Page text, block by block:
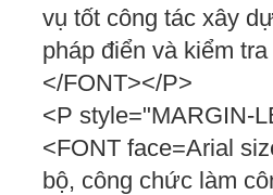
vụ tốt công tác xây
pháp điển và kiểm
</FONT></P>
<P style="MARGIN-
<FONT face=Arial
bộ, công chức làm